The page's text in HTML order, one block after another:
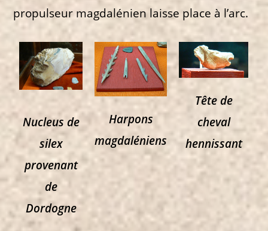
propulseur magdalénien laisse place à l’arc.
Nucleus de
silex
provenant
de
Dordogne
Harpons
magdaléniens
Tête de
cheval
hennissant